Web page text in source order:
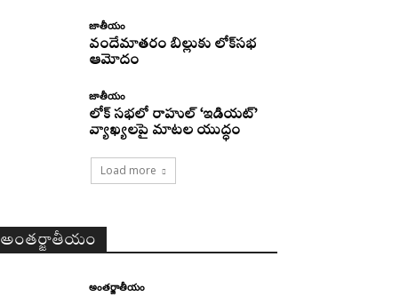
జాతీయం
వందేమాతరం బిల్లుకు లోక్‌సభ
ఆమోదం
జాతీయం
లోక్ సభలో రాహుల్ ‘ఇడియట్’
వ్యాఖ్యలపై మాటల యుద్ధం
Load more
అంతర్జాతీయం
అంతర్జాతీయం